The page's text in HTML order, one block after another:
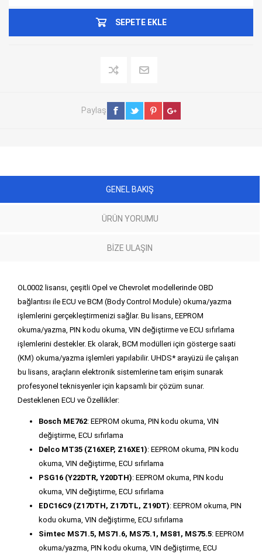
SEPETE EKLE
Paylaş
GENEL BAKIŞ
ÜRÜN YORUMU
BIZE ULAŞIN
OL0002 lisansı, çeşitli Opel ve Chevrolet modellerinde OBD
bağlantısı ile ECU ve BCM (Body Control Module) okuma/yazma
işlemlerini gerçekleştirmenizi sağlar. Bu lisans, EEPROM
okuma/yazma, PIN kodu okuma, VIN değiştirme ve ECU sıfırlama
işlemlerini destekler. Ek olarak, BCM modülleri için gösterge saati
(KM) okuma/yazma işlemleri yapılabilir. UHDS* arayüzü ile çalışan
bu lisans, araçların elektronik sistemlerine tam erişim sunarak
profesyonel teknisyenler için kapsamlı bir çözüm sunar.
Desteklenen ECU ve Özellikler:
Bosch ME762: EEPROM okuma, PIN kodu okuma, VIN
değiştirme, ECU sıfırlama
Delco MT35 (Z16XEP, Z16XE1): EEPROM okuma, PIN kodu
okuma, VIN değiştirme, ECU sıfırlama
PSG16 (Y22DTR, Y20DTH): EEPROM okuma, PIN kodu
okuma, VIN değiştirme, ECU sıfırlama
EDC16C9 (Z17DTH, Z17DTL, Z19DT): EEPROM okuma, PIN
kodu okuma, VIN değiştirme, ECU sıfırlama
Simtec MS71.5, MS71.6, MS75.1, MS81, MS75.5: EEPROM
okuma/yazma, PIN kodu okuma, VIN değiştirme, ECU